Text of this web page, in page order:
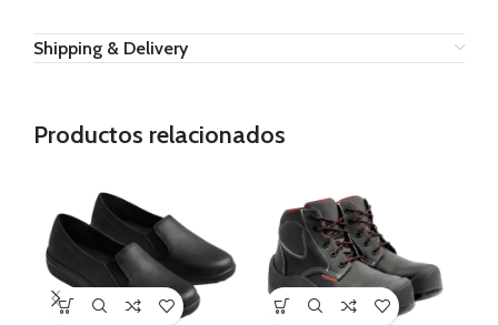
Shipping & Delivery
Productos relacionados